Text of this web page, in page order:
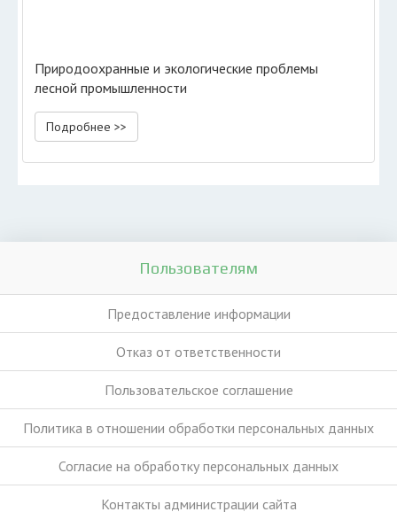
Природоохранные и экологические проблемы
лесной промышленности
Подробнее >>
Пользователям
Предоставление информации
Отказ от ответственности
Пользовательское соглашение
Политика в отношении обработки персональных данных
Согласие на обработку персональных данных
Контакты администрации сайта